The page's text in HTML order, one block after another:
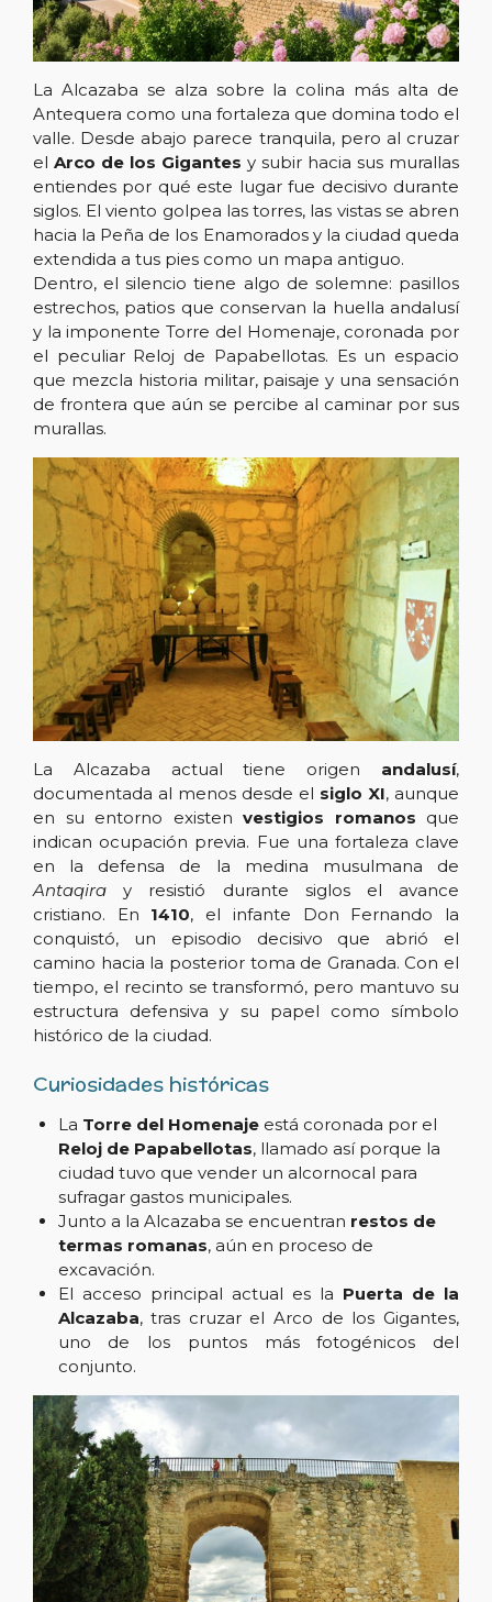
La Alcazaba se alza sobre la colina más alta de
Antequera como una fortaleza que domina todo el
valle. Desde abajo parece tranquila, pero al cruzar
el Arco de los Gigantes y subir hacia sus murallas
entiendes por qué este lugar fue decisivo durante
siglos. El viento golpea las torres, las vistas se abren
hacia la Peña de los Enamorados y la ciudad queda
extendida a tus pies como un mapa antiguo.
Dentro, el silencio tiene algo de solemne: pasillos
estrechos, patios que conservan la huella andalusí
y la imponente Torre del Homenaje, coronada por
el peculiar Reloj de Papabellotas. Es un espacio
que mezcla historia militar, paisaje y una sensación
de frontera que aún se percibe al caminar por sus
murallas.
La Alcazaba actual tiene origen andalusí,
documentada al menos desde el siglo XI, aunque
en su entorno existen vestigios romanos que
indican ocupación previa. Fue una fortaleza clave
en la defensa de la medina musulmana de
Antaqira y resistió durante siglos el avance
cristiano. En 1410, el infante Don Fernando la
conquistó, un episodio decisivo que abrió el
camino hacia la posterior toma de Granada. Con el
tiempo, el recinto se transformó, pero mantuvo su
estructura defensiva y su papel como símbolo
histórico de la ciudad.
Curiosidades históricas
La Torre del Homenajeestá coronada por el
Reloj de Papabellotas, llamado así porque la
ciudad tuvo que vender un alcornocal para
sufragar gastos municipales.
Junto a la Alcazaba se encuentran restos de
termas romanas, aún en proceso de
excavación.
El acceso principal actual es la Puerta de la
Alcazaba, tras cruzar el Arco de los Gigantes,
uno de los puntos más fotogénicos del
conjunto.